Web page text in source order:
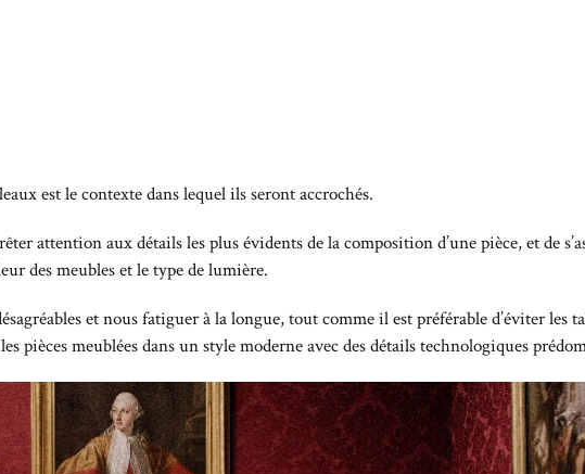
est le contexte dans lequel ils seront accrochés.
attention aux détails les plus évidents de la composition d’une pièce, et de
des meubles et le type de lumière.
et nous fatiguer à la longue, tout comme il est préférable d’éviter les
pièces meublées dans un style moderne avec des détails technologiques